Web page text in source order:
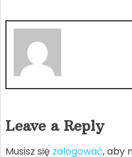
Leave a Reply
Musisz się zalogować, aby